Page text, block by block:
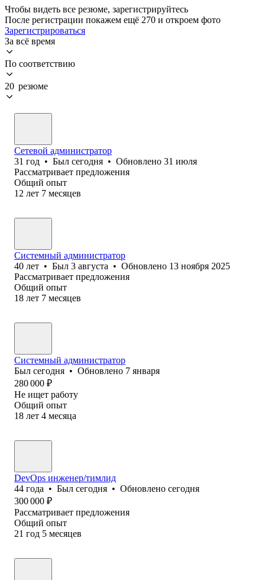
Чтобы видеть все резюме, зарегистрируйтесь
После регистрации покажем ещё 270 и откроем фото
Зарегистрироваться
За всё время
По соответствию
20 резюме
Сетевой администратор
31 год • Был сегодня • Обновлено 31 июля
Рассматривает предложения
Общий опыт
12 лет 7 месяцев
Системный администратор
40 лет • Был 3 августа • Обновлено 13 ноября 2025
Рассматривает предложения
Общий опыт
18 лет 7 месяцев
Системный администратор
Был сегодня • Обновлено 7 января
280 000 ₽
Не ищет работу
Общий опыт
18 лет 4 месяца
DevOps инженер/тимлид
44 года • Был сегодня • Обновлено сегодня
300 000 ₽
Рассматривает предложения
Общий опыт
21 год 5 месяцев